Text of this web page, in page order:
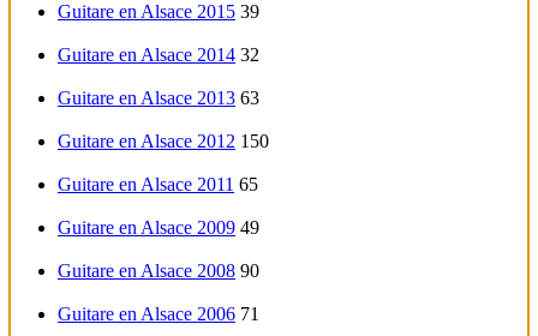
Guitare en Alsace 2015 39
Guitare en Alsace 2014 32
Guitare en Alsace 2013 63
Guitare en Alsace 2012 150
Guitare en Alsace 2011 65
Guitare en Alsace 2009 49
Guitare en Alsace 2008 90
Guitare en Alsace 2006 71